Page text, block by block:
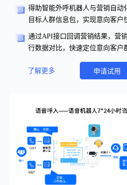
得助智能外呼机器人与营销自动
目标人群信息包，实现意向客户
通过API接口回调营销结果，营
行数据对比，快速定位意向客户
了解更多 申请试用